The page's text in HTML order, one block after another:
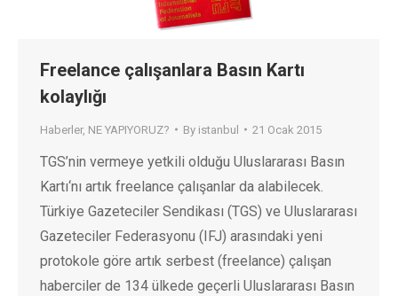
Freelance çalışanlara Basın Kartı
kolaylığı
Haberler, NE YAPIYORUZ? By istanbul 21 Ocak 2015
TGS’nin vermeye yetkili olduğu Uluslararası Basın
Kartı‘nı artık freelance çalışanlar da alabilecek.
Türkiye Gazeteciler Sendikası (TGS) ve Uluslararası
Gazeteciler Federasyonu (IFJ) arasındaki yeni
protokole göre artık serbest (freelance) çalışan
haberciler de 134 ülkede geçerli Uluslararası Basın